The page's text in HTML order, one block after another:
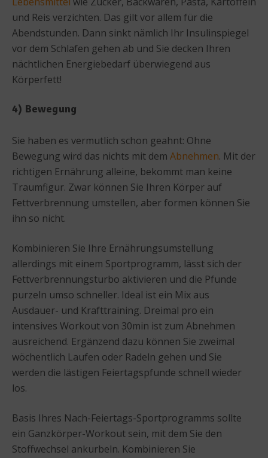
und Reis verzichten. Das gilt vor allem für die
Abendstunden. Dann sinkt nämlich Ihr Insulinspiegel
vor dem Schlafen gehen ab und Sie decken Ihren
nächtlichen Energiebedarf überwiegend aus
Körperfett!
4) Bewegung
Sie haben es vermutlich schon geahnt: Ohne
Bewegung wird das nichts mit dem Abnehmen. Mit der
richtigen Ernährung alleine, bekommt man keine
Traumfigur. Zwar können Sie Ihren Körper auf
Fettverbrennung umstellen, aber formen können Sie
ihn so nicht.
Kombinieren Sie Ihre Ernährungsumstellung
allerdings mit einem Sportprogramm, lässt sich der
Fettverbrennungsturbo aktivieren und die Pfunde
purzeln umso schneller. Ideal ist ein Mix aus
Ausdauer- und Krafttraining. Dreimal pro ein
intensives Workout von 30min ist zum Abnehmen
ausreichend. Ergänzend dazu können Sie zweimal
wöchentlich Laufen oder Radeln gehen und Sie
werden die lästigen Feiertagspfunde schnell wieder
los.
Basis Ihres Nach-Feiertags-Sportprogramms sollte
ein Ganzkörper-Workout sein, mit dem Sie den
Stoffwechsel ankurbeln. Kombinieren Sie